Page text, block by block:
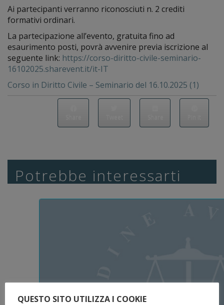
Ai partecipanti verranno riconosciuti n. 2 crediti
formativi ordinari.
La partecipazione all’evento, gratuita fino ad
esaurimento posti, povrà avvenire previa iscrizione al
seguente link: https://corso-diritto-civile-seminario-
16102025.sharevent.it/it-IT
Corso in Diritto Civile – Seminario del 16.10.2025 (1)
Potrebbe interessarti
QUESTO SITO UTILIZZA I COOKIE